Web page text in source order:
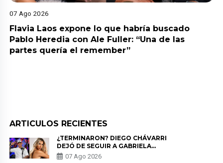
07 Ago 2026
Flavia Laos expone lo que habría buscado
Pablo Heredia con Ale Fuller: “Una de las
partes quería el remember”
ARTICULOS RECIENTES
¿TERMINARON? DIEGO CHÁVARRI
DEJÓ DE SEGUIR A GABRIELA
HERRERA Y ANUNCIA SU SALIDA
07 Ago 2026